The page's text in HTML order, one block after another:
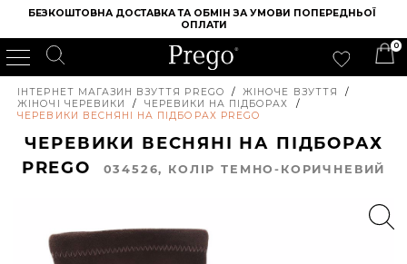
БЕЗКОШТОВНА ДОСТАВКА ТА ОБМІН ЗА УМОВИ ПОПЕРЕДНЬОЇ
ОПЛАТИ
0
ІНТЕРНЕТ МАГАЗИН ВЗУТТЯ PREGO / ЖІНОЧЕ ВЗУТТЯ
/
ЖІНОЧІ ЧЕРЕВИКИ
/ ЧЕРЕВИКИ НА ПІДБОРАХ
/
ЧЕРЕВИКИ ВЕСНЯНІ НА ПІДБОРАХ PREGO
ЧЕРЕВИКИ ВЕСНЯНІ НА ПІДБОРАХ
PREGO
034526, КОЛIР ТЕМНО-КОРИЧНЕВИЙ